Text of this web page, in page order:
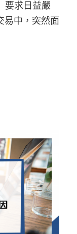
要求日益嚴
易中，突然面